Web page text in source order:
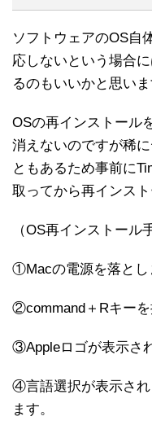
ソフトウェアのOS自
応しないという場合
るのもいいかと思いま
OSの再インストール
消えないのですが稀
ともあるため事前に
取ってから再インス
（OS再インストール
①Macの電源を落とし
②command＋Rキーを
③Appleロゴが表示さ
④言語選択が表示され
ます。